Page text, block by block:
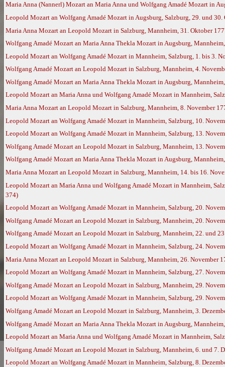
Maria Anna (Nannerl) Mozart an Maria Anna und Wolfgang Amadé Mozart in
Leopold Mozart an Wolfgang Amadé Mozart in Augsburg, Salzburg, 29. und
Maria Anna Mozart an Leopold Mozart in Salzburg, Mannheim, 31. Oktober
Wolfgang Amadé Mozart an Maria Anna Thekla Mozart in Augsburg,
Leopold Mozart an Wolfgang Amadé Mozart in Mannheim, Salzburg, 1. bis 3.
Wolfgang Amadé Mozart an Leopold Mozart in Salzburg, Mannheim, 4.
Wolfgang Amadé Mozart an Maria Anna Thekla Mozart in Augsburg,
Leopold Mozart an Maria Anna und Wolfgang Amadé Mozart in Mannheim,
Maria Anna Mozart an Leopold Mozart in Salzburg, Mannheim, 8. November
Leopold Mozart an Wolfgang Amadé Mozart in Mannheim, Salzburg, 10.
Leopold Mozart an Wolfgang Amadé Mozart in Mannheim, Salzburg, 13.
Wolfgang Amadé Mozart an Leopold Mozart in Salzburg, Mannheim, 13.
Wolfgang Amadé Mozart an Maria Anna Thekla Mozart in Augsburg,
Maria Anna Mozart an Leopold Mozart in Salzburg, Mannheim, 14. bis 16.
Leopold Mozart an Maria Anna und Wolfgang Amadé Mozart in Mannheim,
374)
Leopold Mozart an Wolfgang Amadé Mozart in Mannheim, Salzburg, 20.
Wolfgang Amadé Mozart an Leopold Mozart in Salzburg, Mannheim, 20.
Wolfgang Amadé Mozart an Leopold Mozart in Salzburg, Mannheim, 22. und
Leopold Mozart an Wolfgang Amadé Mozart in Mannheim, Salzburg, 24.
Maria Anna Mozart an Leopold Mozart in Salzburg, Mannheim, 26. November
Leopold Mozart an Wolfgang Amadé Mozart in Mannheim, Salzburg, 27.
Wolfgang Amadé Mozart an Leopold Mozart in Salzburg, Mannheim, 29.
Leopold Mozart an Wolfgang Amadé Mozart in Mannheim, Salzburg, 29.
Wolfgang Amadé Mozart an Leopold Mozart in Salzburg, Mannheim, 3.
Wolfgang Amadé Mozart an Maria Anna Thekla Mozart in Augsburg,
Leopold Mozart an Maria Anna und Wolfgang Amadé Mozart in Mannheim,
Wolfgang Amadé Mozart an Leopold Mozart in Salzburg, Mannheim, 6. und 7.
Leopold Mozart an Wolfgang Amadé Mozart in Mannheim, Salzburg, 8.